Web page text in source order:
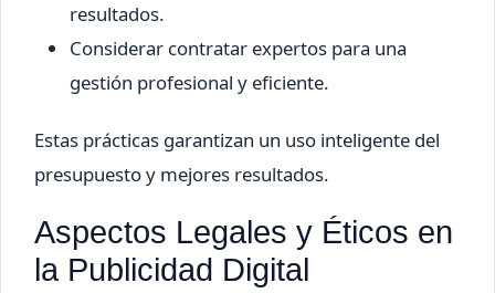
resultados.
Considerar contratar expertos para una
gestión profesional y eficiente.
Estas prácticas garantizan un uso inteligente del
presupuesto y mejores resultados.
Aspectos Legales y Éticos en
la Publicidad Digital